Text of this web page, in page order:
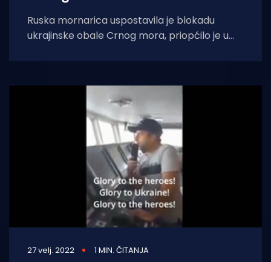
Ruska mornarica uspostavila je blokadu
ukrajinske obale Crnog mora, priopćilo je u
upozoravajući da ruski ratni
27 velj. 2022 1 MIN. ČITANJA